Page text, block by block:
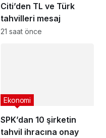
Citi’den TL ve Türk
tahvilleri mesaj
21 saat önce
SPK’dan 10 şirketin
tahvil ihracına onay
Ekonomi